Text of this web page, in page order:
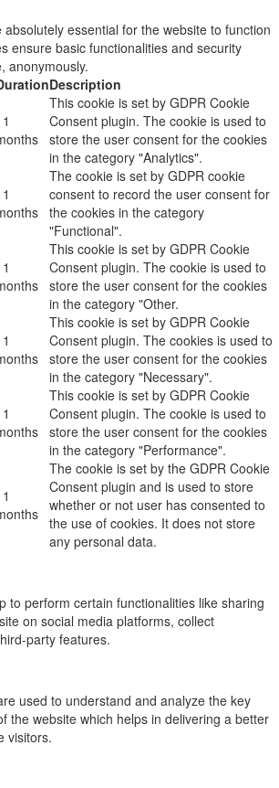
essential for the website to function
ensure basic functionalities and security
anonymously.
Description
This cookie is set by GDPR Cookie
Consent plugin. The cookie is used to
store the user consent for the cookies
in the category "Analytics".
The cookie is set by GDPR cookie
consent to record the user consent for
the cookies in the category
"Functional".
This cookie is set by GDPR Cookie
Consent plugin. The cookie is used to
store the user consent for the cookies
in the category "Other.
This cookie is set by GDPR Cookie
Consent plugin. The cookies is used to
store the user consent for the cookies
in the category "Necessary".
This cookie is set by GDPR Cookie
Consent plugin. The cookie is used to
store the user consent for the cookies
in the category "Performance".
The cookie is set by the GDPR Cookie
Consent plugin and is used to store
whether or not user has consented to
the use of cookies. It does not store
any personal data.
to perform certain functionalities like sharing
on social media platforms, collect
party features.
used to understand and analyze the key
the website which helps in delivering a better
visitors.